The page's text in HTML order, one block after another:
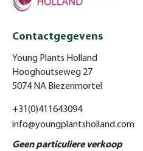
Contactgegevens
Young Plants Holland
Hooghoutseweg 27
5074 NA Biezenmortel
+31(0)411643094
info@youngplantsholland.com
Geen particuliere verkoop